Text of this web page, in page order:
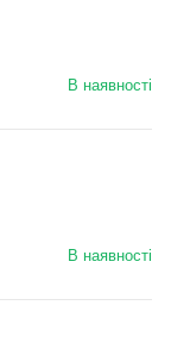
В наявності
В наявності